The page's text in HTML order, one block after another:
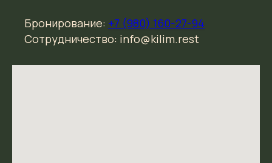
Бронирование: +7 (980) 160-27-94
Сотрудничество: info@kilim.rest